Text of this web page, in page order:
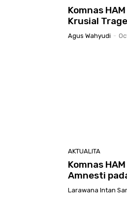
Komnas
Krusial
Agus Wahyudi -
AKTUALITA
Komnas
Amnesti
Larawana Intan